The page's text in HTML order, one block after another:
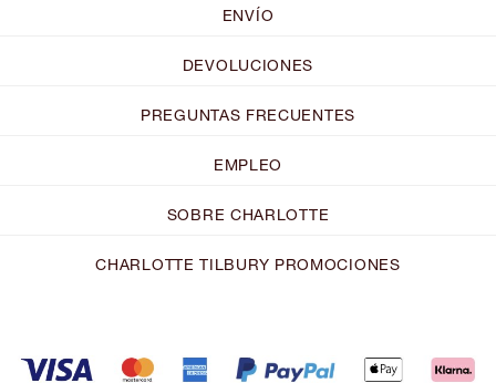
ENVÍO
DEVOLUCIONES
PREGUNTAS FRECUENTES
EMPLEO
SOBRE CHARLOTTE
CHARLOTTE TILBURY PROMOCIONES